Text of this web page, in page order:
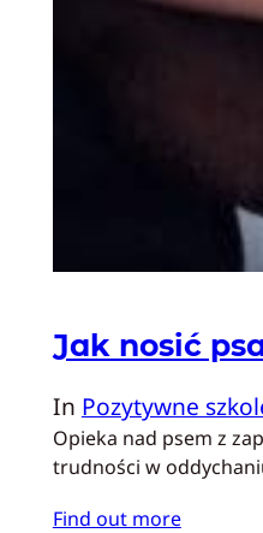
Jak nosić
In Pozytywne
Opieka nad psem z
trudności w
Find out more